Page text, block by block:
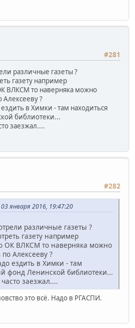
#281
различные газеты ?
газету например
ВЛКСМ то наверняка можно
Алексееву ?
в Химки - там находиться
библиотеки...
заезжал....
#282
января 2016, 19:47:20
различные газеты ?
газету например
ОК ВЛКСМ то наверняка можно
Алексееву ?
ездить в Химки - там
фонд Ленинской библиотеки...
заезжал....
это всё. Надо в РГАСПИ.